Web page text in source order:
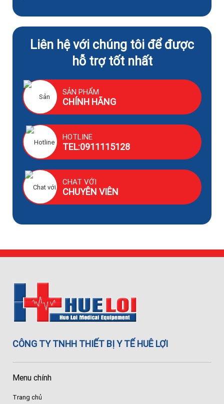
Liên hệ với chúng tôi để được
hỗ trợ tốt nhất
SẢN PHẨM
CHÍNH HÃNG
HOTLINE
TEL:0911115128
CHAT VỚI
CHUYÊN VIÊN
CÔNG TY TNHH THIẾT BỊ Y TẾ HUÊ LỢI
Menu chính
Trang chủ